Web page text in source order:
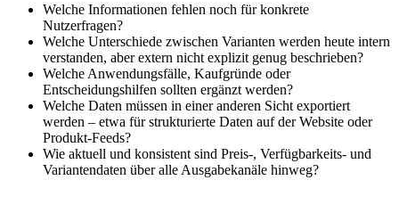
Welche Informationen fehlen noch für konkrete
Nutzerfragen?
Welche Unterschiede zwischen Varianten werden heute intern
verstanden, aber extern nicht explizit genug beschrieben?
Welche Anwendungsfälle, Kaufgründe oder
Entscheidungshilfen sollten ergänzt werden?
Welche Daten müssen in einer anderen Sicht exportiert
werden – etwa für strukturierte Daten auf der Website oder
Produkt-Feeds?
Wie aktuell und konsistent sind Preis-, Verfügbarkeits- und
Variantendaten über alle Ausgabekanäle hinweg?